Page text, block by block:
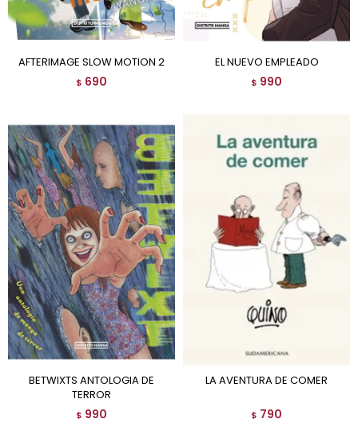
AFTERIMAGE SLOW MOTION 2
$ 690
EL NUEVO EMPLEADO
$ 990
BETWIXTS ANTOLOGIA DE
TERROR
$ 990
LA AVENTURA DE COMER
$ 790